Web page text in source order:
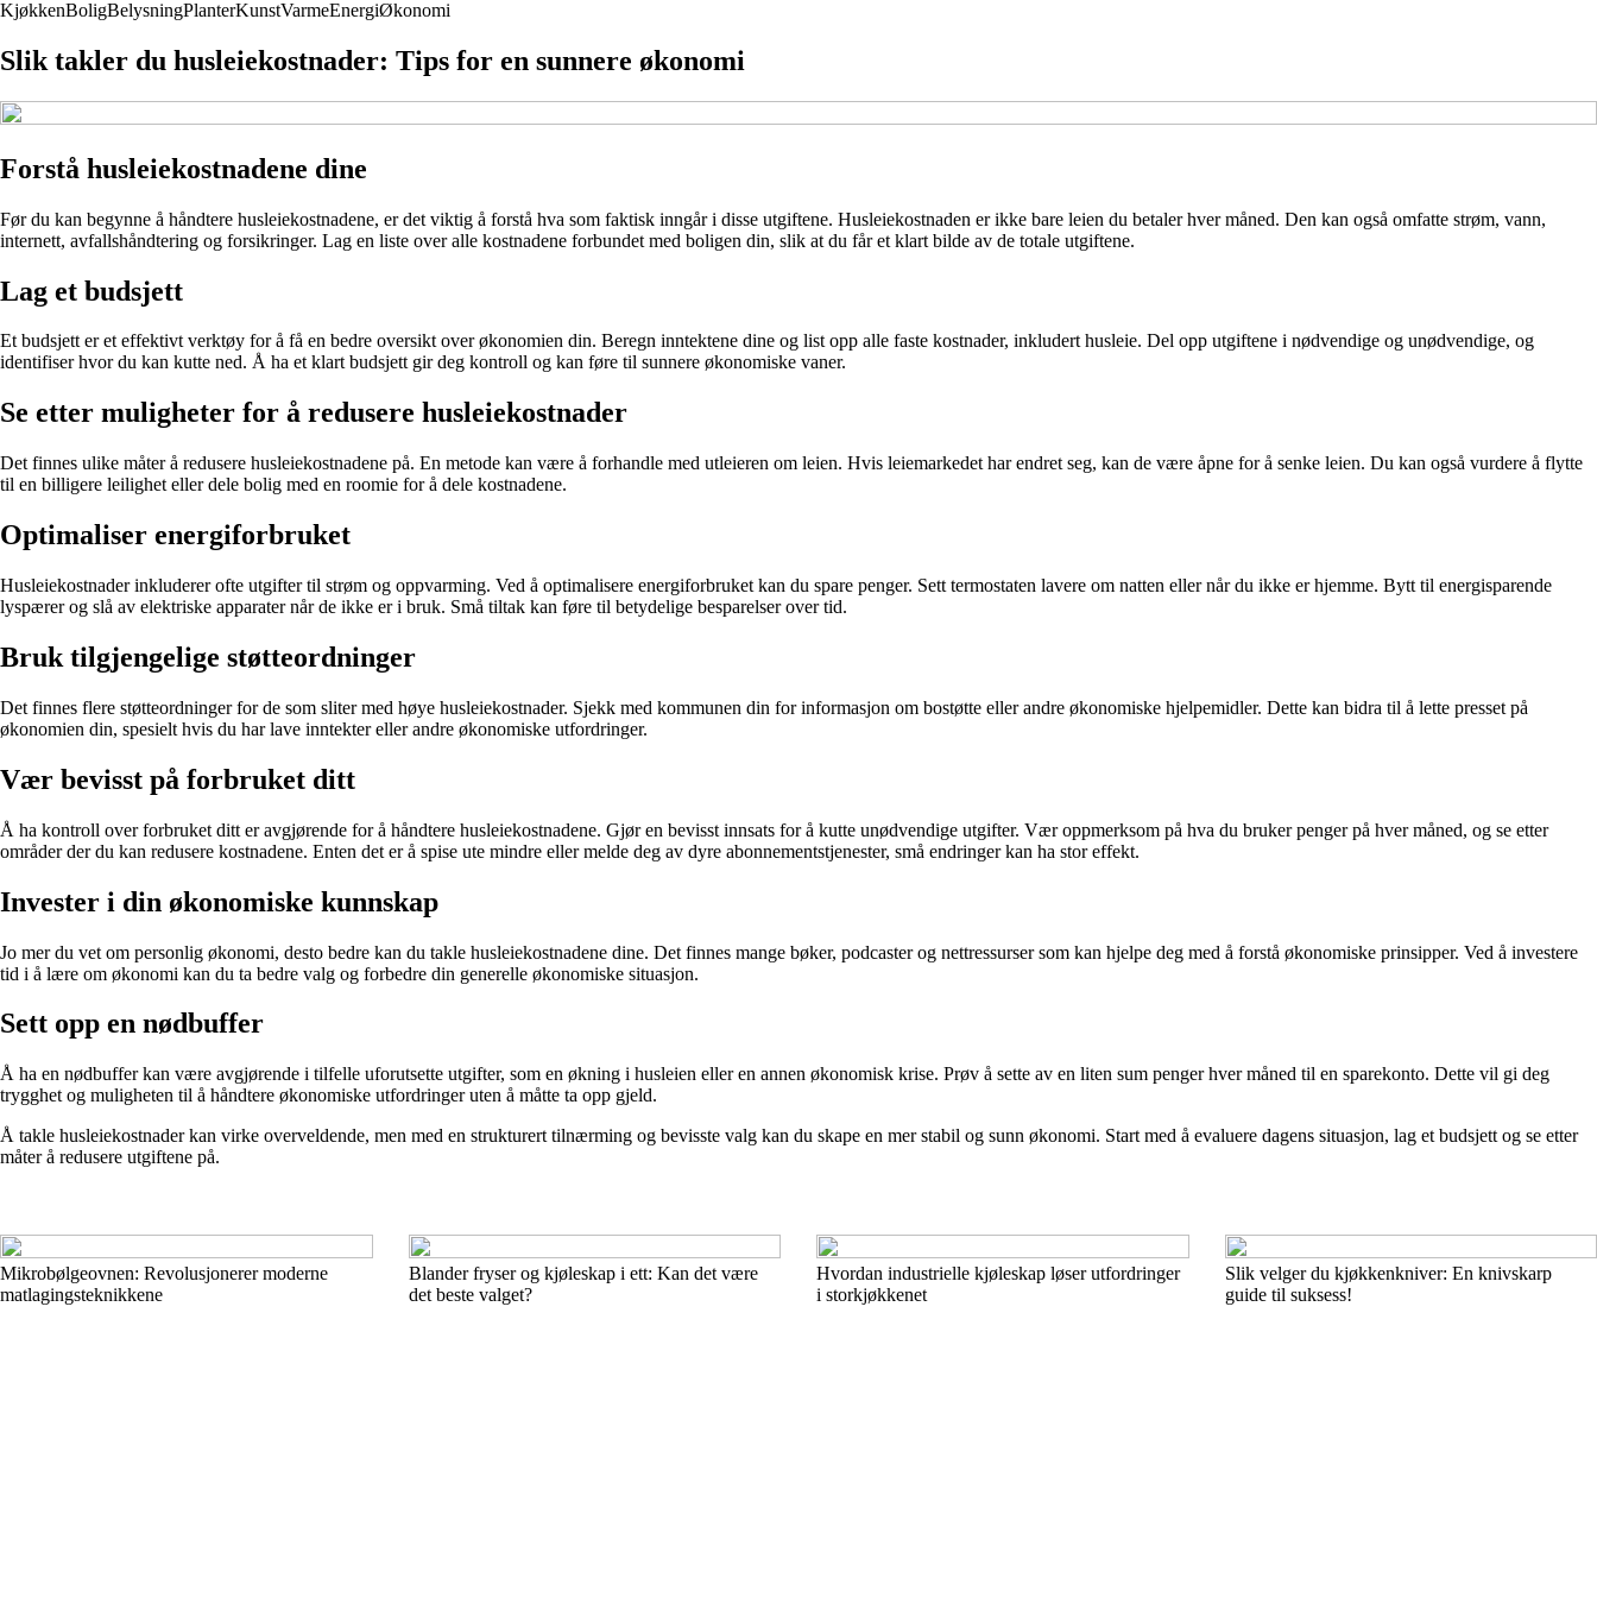
KjøkkenBoligBelysningPlanterKunstVarmeEnergiØkonomi
Slik takler du husleiekostnader: Tips for en sunnere økonomi
Forstå husleiekostnadene dine
Før du kan begynne å håndtere husleiekostnadene, er det viktig å forstå hva som faktisk inngår i disse utgiftene. Husleiekostnaden er ikke bare leien du betaler hver måned. Den kan også omfatte strøm, vann,
internett, avfallshåndtering og forsikringer. Lag en liste over alle kostnadene forbundet med boligen din, slik at du får et klart bilde av de totale utgiftene.
Lag et budsjett
Et budsjett er et effektivt verktøy for å få en bedre oversikt over økonomien din. Beregn inntektene dine og list opp alle faste kostnader, inkludert husleie. Del opp utgiftene i nødvendige og unødvendige, og
identifiser hvor du kan kutte ned. Å ha et klart budsjett gir deg kontroll og kan føre til sunnere økonomiske vaner.
Se etter muligheter for å redusere husleiekostnader
Det finnes ulike måter å redusere husleiekostnadene på. En metode kan være å forhandle med utleieren om leien. Hvis leiemarkedet har endret seg, kan de være åpne for å senke leien. Du kan også vurdere å flytte
til en billigere leilighet eller dele bolig med en roomie for å dele kostnadene.
Optimaliser energiforbruket
Husleiekostnader inkluderer ofte utgifter til strøm og oppvarming. Ved å optimalisere energiforbruket kan du spare penger. Sett termostaten lavere om natten eller når du ikke er hjemme. Bytt til energisparende
lyspærer og slå av elektriske apparater når de ikke er i bruk. Små tiltak kan føre til betydelige besparelser over tid.
Bruk tilgjengelige støtteordninger
Det finnes flere støtteordninger for de som sliter med høye husleiekostnader. Sjekk med kommunen din for informasjon om bostøtte eller andre økonomiske hjelpemidler. Dette kan bidra til å lette presset på
økonomien din, spesielt hvis du har lave inntekter eller andre økonomiske utfordringer.
Vær bevisst på forbruket ditt
Å ha kontroll over forbruket ditt er avgjørende for å håndtere husleiekostnadene. Gjør en bevisst innsats for å kutte unødvendige utgifter. Vær oppmerksom på hva du bruker penger på hver måned, og se etter
områder der du kan redusere kostnadene. Enten det er å spise ute mindre eller melde deg av dyre abonnementstjenester, små endringer kan ha stor effekt.
Invester i din økonomiske kunnskap
Jo mer du vet om personlig økonomi, desto bedre kan du takle husleiekostnadene dine. Det finnes mange bøker, podcaster og nettressurser som kan hjelpe deg med å forstå økonomiske prinsipper. Ved å investere
tid i å lære om økonomi kan du ta bedre valg og forbedre din generelle økonomiske situasjon.
Sett opp en nødbuffer
Å ha en nødbuffer kan være avgjørende i tilfelle uforutsette utgifter, som en økning i husleien eller en annen økonomisk krise. Prøv å sette av en liten sum penger hver måned til en sparekonto. Dette vil gi deg
trygghet og muligheten til å håndtere økonomiske utfordringer uten å måtte ta opp gjeld.
Å takle husleiekostnader kan virke overveldende, men med en strukturert tilnærming og bevisste valg kan du skape en mer stabil og sunn økonomi. Start med å evaluere dagens situasjon, lag et budsjett og se etter
måter å redusere utgiftene på.
Mikrobølgeovnen: Revolusjonerer moderne
matlagingsteknikkene
Blander fryser og kjøleskap i ett: Kan det være
det beste valget?
Hvordan industrielle kjøleskap løser utfordringer
i storkjøkkenet
Slik velger du kjøkkenkniver: En knivskarp
guide til suksess!